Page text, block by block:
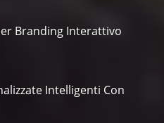
Branding Interattivo
Intelligenti Con